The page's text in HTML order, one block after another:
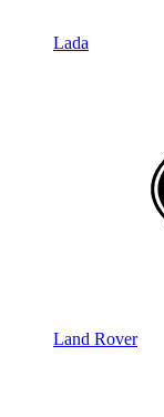
Lada
Land Rover